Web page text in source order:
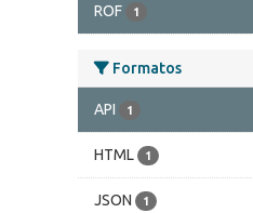
ROF 1
Formatos
API 1
HTML 1
JSON 1